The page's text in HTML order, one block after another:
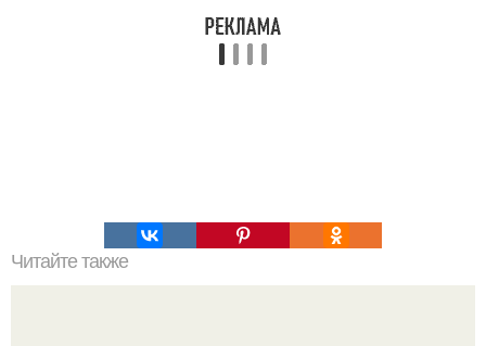
Читайте также